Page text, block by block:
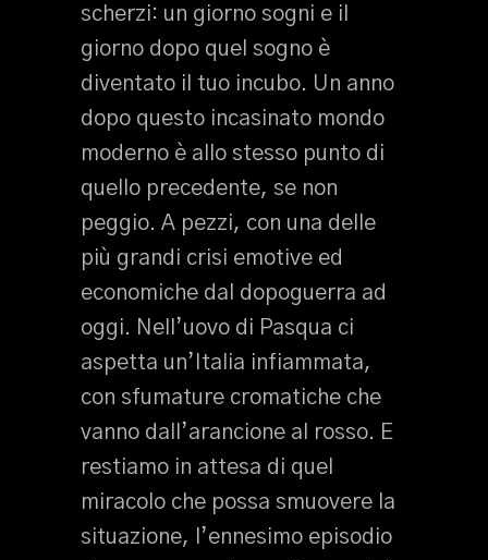
scherzi: un giorno sogni e il
giorno dopo quel sogno è
diventato il tuo incubo. Un anno
dopo questo incasinato mondo
moderno è allo stesso punto di
quello precedente, se non
peggio. A pezzi, con una delle
più grandi crisi emotive ed
economiche dal dopoguerra ad
oggi. Nell’uovo di Pasqua ci
aspetta un’Italia infiammata,
con sfumature cromatiche che
vanno dall’arancione al rosso. E
restiamo in attesa di quel
miracolo che possa smuovere la
situazione, l’ennesimo episodio